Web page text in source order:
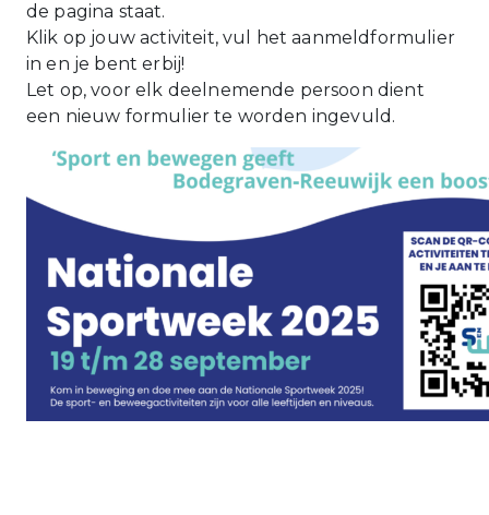
de pagina staat.
Klik op jouw activiteit, vul het aanmeldformulier
in en je bent erbij!
Let op, voor elk deelnemende persoon dient
een nieuw formulier te worden ingevuld.